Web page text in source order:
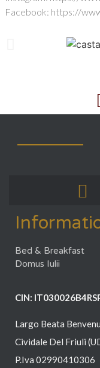
Facebook: https://
Bed & Breakfast
Domus Iulii
CIN:
Largo Beata
Cividale Del Friuli
P.Iva 02990410306